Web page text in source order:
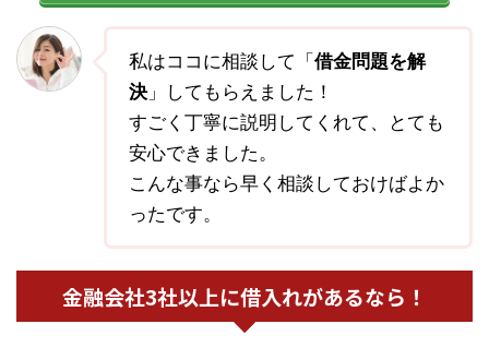
私はココに相談して「 借金問題を解
決」してもらえました！
すごく丁寧に説明してくれて、とても
安心できました。
こんな事なら早く相談しておけばよか
ったです。
金融会社3社以上に借入れがあるなら！